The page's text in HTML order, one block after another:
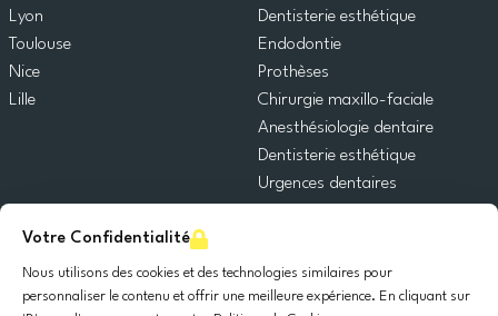
Votre Confidentialité
Nous utilisons des cookies et des technologies similaires pour
personnaliser le contenu et offrir une meilleure expérience. En cliquant sur
Lyon
Toulouse
Nice
Lille
Dentisterie esthétique
Endodontie
Prothèses
Chirurgie maxillo-faciale
Anesthésiologie dentaire
Dentisterie esthétique
Urgences dentaires
Chirurgie orale
Implantologie dentaire